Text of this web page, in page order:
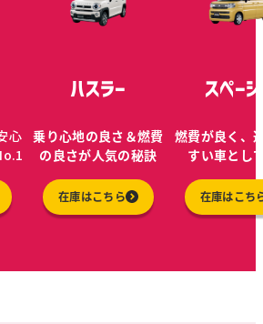
心
ハスラー
乗り心地の良さ＆燃費
の良さが人気の秘訣
在庫はこちら
スペー
燃費が良く、
すい車とし
在庫はこち